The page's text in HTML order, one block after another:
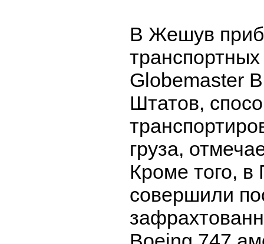
В Жешув
Globemaster
Штатов,
груза,
Кроме того,
совершили